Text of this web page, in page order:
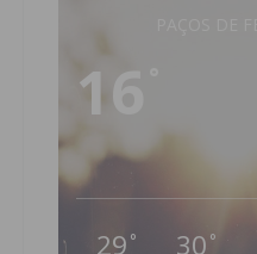
16
29 ° 30 °